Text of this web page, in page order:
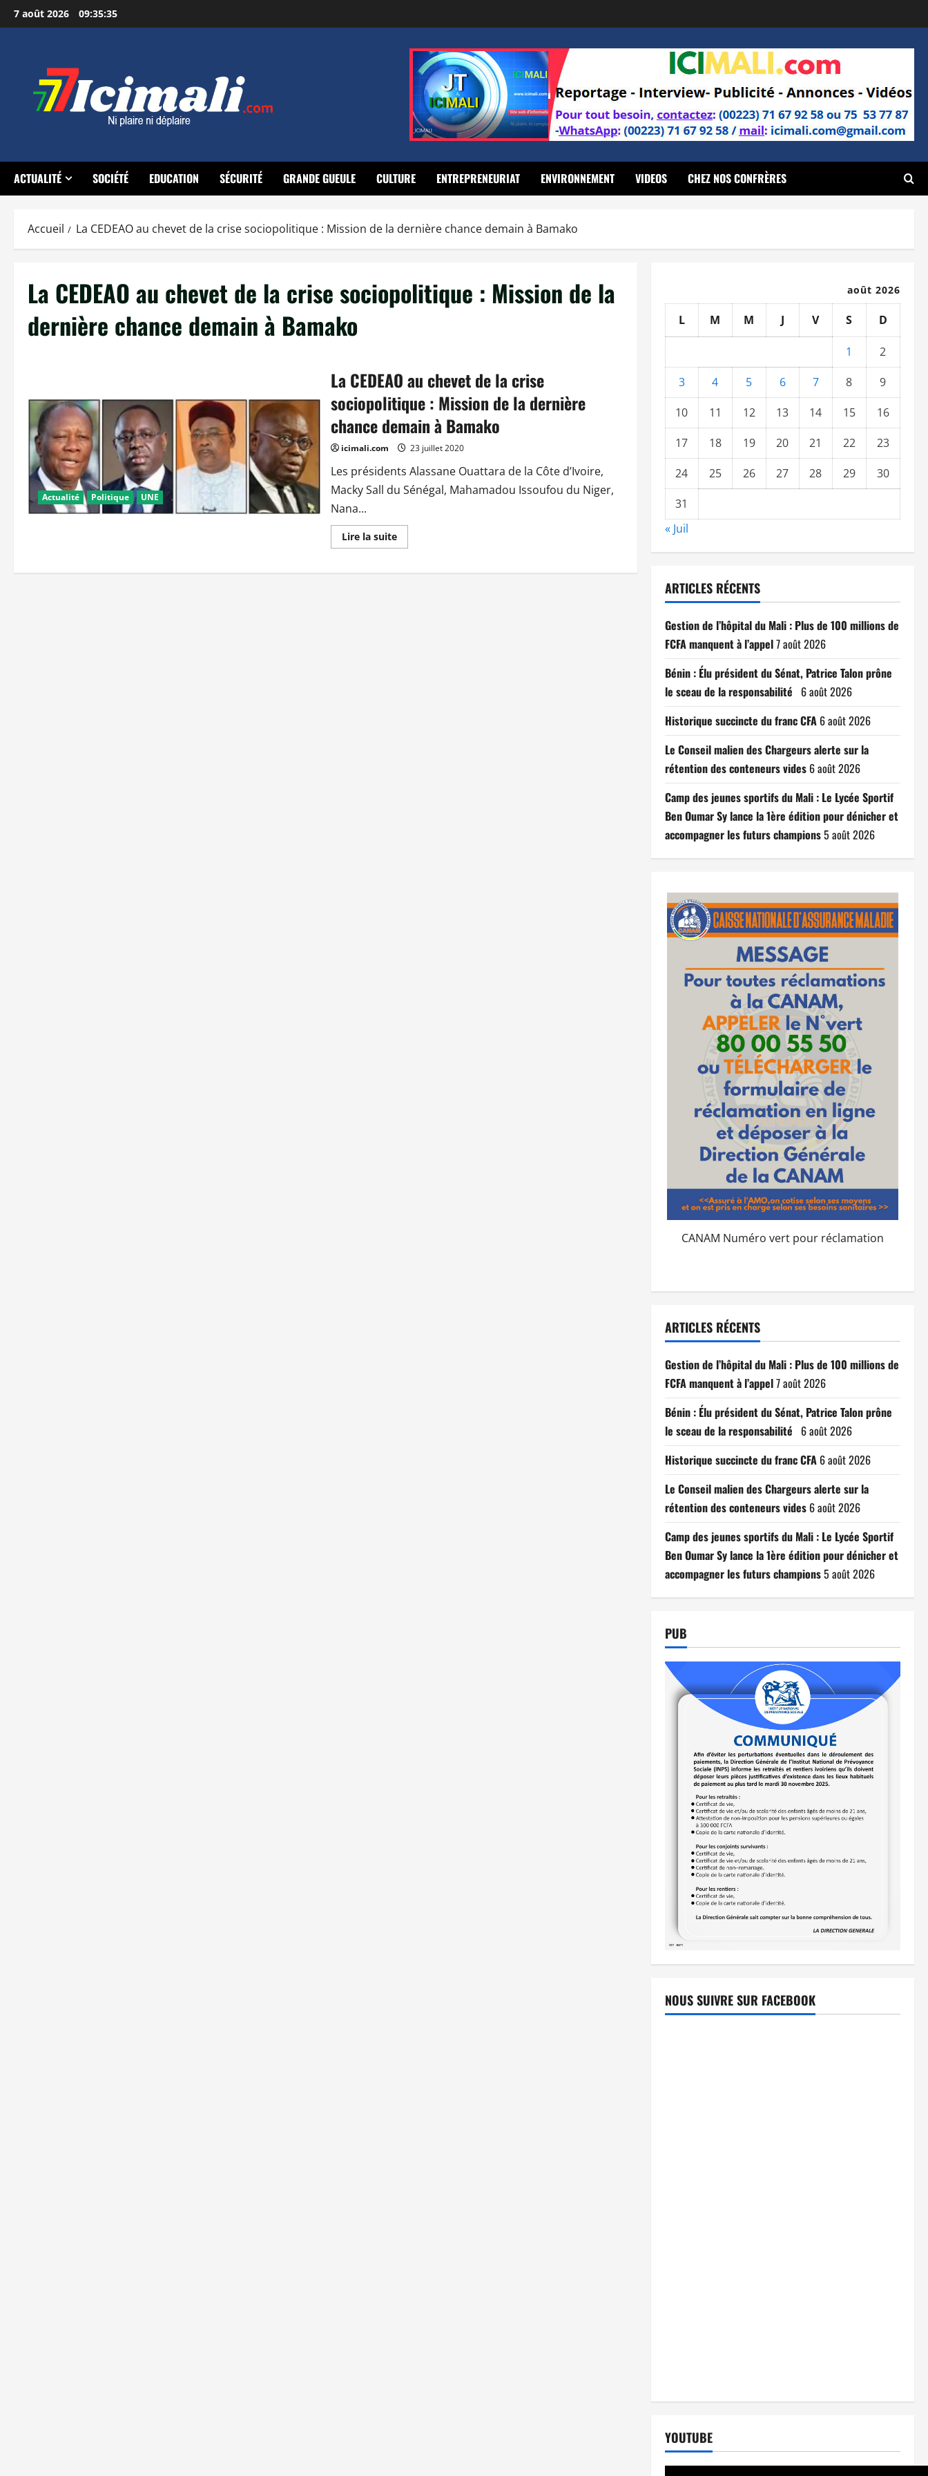
Aller
au
7 août 2026 09:35:36
ACTUALITÉ SOCIÉTÉ EDUCATION SÉCURITÉ GRANDE GUEULE CULTURE ENTREPRENEURIAT ENVIRONNEMENT VIDEOS CHEZ NOS CONFRÈRES
Accueil La CEDEAO au chevet de la crise sociopolitique : Mission de la dernière chance demain à Bamako
La CEDEAO au chevet de la crise sociopolitique : Mission de la
dernière chance demain à Bamako
Actualité Politique UNE
La CEDEAO au chevet de la crise
sociopolitique : Mission de la dernière
chance demain à Bamako
icimali.com 23 juillet 2020
Les présidents Alassane Ouattara de la Côte d’Ivoire,
Macky Sall du Sénégal, Mahamadou Issoufou du Niger,
Nana...
Lire la suiteEn
savoir
La
août 2026
L M M J V S D
1
2
3
4 5 6 7 8
9
10
11 12 13 14 15
16
17
18 19 20 21 22
23
24
25 26 27 28 29
30
31
« Juil
ARTICLES RÉCENTS
Gestion de l’hôpital du Mali : Plus de 100 millions de
FCFA manquent à l’appel7 août 2026
Bénin : Élu président du Sénat, Patrice Talon prône
le sceau de la responsabilité 6 août 2026
Historique succincte du franc CFA 6 août 2026
Le Conseil malien des Chargeurs alerte sur la
rétention des conteneurs vides 6 août 2026
Camp des jeunes sportifs du Mali : Le Lycée Sportif
Ben Oumar Sy lance la 1ère édition pour dénicher et
accompagner les futurs champions5 août 2026
CANAM Numéro vert pour réclamation
ARTICLES RÉCENTS
Gestion de l’hôpital du Mali : Plus de 100 millions de
FCFA manquent à l’appel7 août 2026
Bénin : Élu président du Sénat, Patrice Talon prône
le sceau de la responsabilité 6 août 2026
Historique succincte du franc CFA 6 août 2026
Le Conseil malien des Chargeurs alerte sur la
rétention des conteneurs vides 6 août 2026
Camp des jeunes sportifs du Mali : Le Lycée Sportif
Ben Oumar Sy lance la 1ère édition pour dénicher et
accompagner les futurs champions5 août 2026
PUB
NOUS SUIVRE SUR FACEBOOK
YOUTUBE